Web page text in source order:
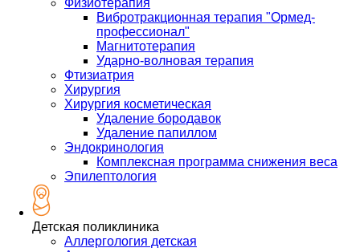
Физиотерапия
Вибротракционная терапия "Ормед-
профессионал"
Магнитотерапия
Ударно-волновая терапия
Фтизиатрия
Хирургия
Хирургия косметическая
Удаление бородавок
Удаление папиллом
Эндокринология
Комплексная программа снижения веса
Эпилептология
Детская поликлиника
Аллергология детская